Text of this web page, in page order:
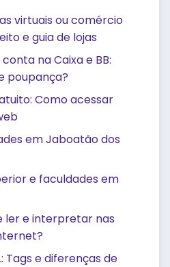
virtuais ou comércio
e guia de lojas
na Caixa e BB:
poupança?
Como acessar
em Jaboatão dos
e faculdades em
ler e interpretar nas
Tags e diferenças de